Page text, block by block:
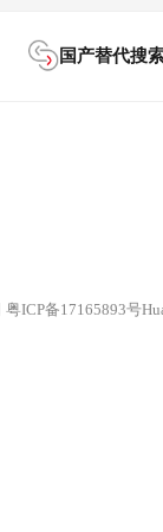
国产替代搜
粤ICP备17165893号